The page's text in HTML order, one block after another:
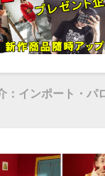
：インポート・パ